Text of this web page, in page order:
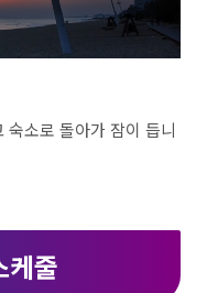
숙소로 돌아가 잠이 듭니
줄